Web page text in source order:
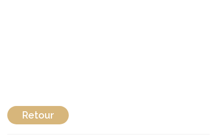
Retour